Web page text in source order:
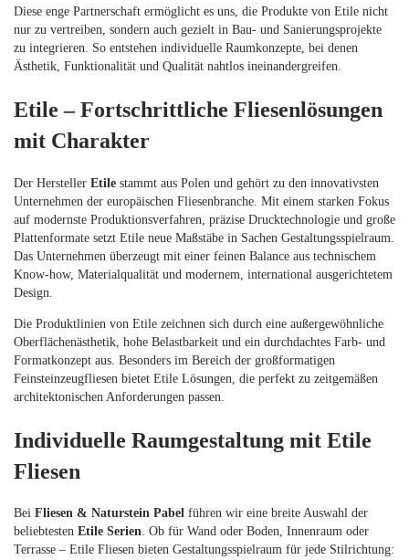
Diese enge Partnerschaft ermöglicht es uns, die Produkte von Etile nicht
nur zu vertreiben, sondern auch gezielt in Bau- und Sanierungsprojekte
zu integrieren. So entstehen individuelle Raumkonzepte, bei denen
Ästhetik, Funktionalität und Qualität nahtlos ineinandergreifen.
Etile – Fortschrittliche Fliesenlösungen
mit Charakter
Der Hersteller Etile stammt aus Polen und gehört zu den innovativsten
Unternehmen der europäischen Fliesenbranche. Mit einem starken Fokus
auf modernste Produktionsverfahren, präzise Drucktechnologie und große
Plattenformate setzt Etile neue Maßstäbe in Sachen Gestaltungsspielraum.
Das Unternehmen überzeugt mit einer feinen Balance aus technischem
Know-how, Materialqualität und modernem, international ausgerichtetem
Design.
Die Produktlinien von Etile zeichnen sich durch eine außergewöhnliche
Oberflächenästhetik, hohe Belastbarkeit und ein durchdachtes Farb- und
Formatkonzept aus. Besonders im Bereich der großformatigen
Feinsteinzeugfliesen bietet Etile Lösungen, die perfekt zu zeitgemäßen
architektonischen Anforderungen passen.
Individuelle Raumgestaltung mit Etile
Fliesen
Bei Fliesen & Naturstein Pabel führen wir eine breite Auswahl der
beliebtesten Etile Serien. Ob für Wand oder Boden, Innenraum oder
Terrasse – Etile Fliesen bieten Gestaltungsspielraum für jede Stilrichtung: